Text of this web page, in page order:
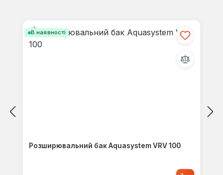
В наявності
Розширювальний бак Aquasystem VRV 100